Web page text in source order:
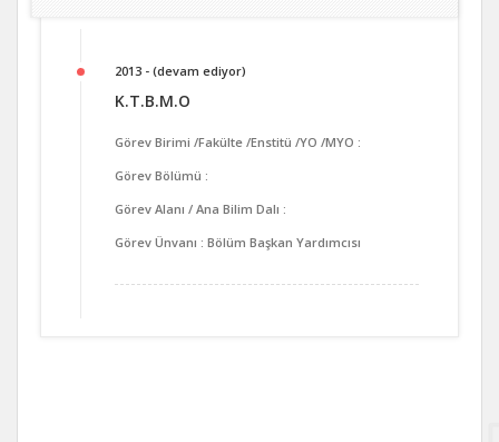
2013 - (devam ediyor)
K.T.B.M.O
Görev Birimi /Fakülte /Enstitü /YO /MYO :
Görev Bölümü :
Görev Alanı / Ana Bilim Dalı :
Görev Ünvanı : Bölüm Başkan Yardımcısı